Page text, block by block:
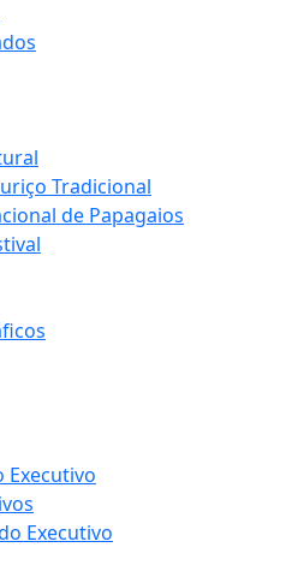
Tradicional
de Papagaios
Executivo
Executivo